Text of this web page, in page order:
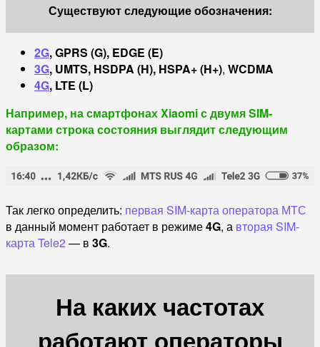
Существуют следующие обозначения:
2G, GPRS (G), EDGE (E)
3G, UMTS, HSDPA (H), HSPA+(H+), WCDMA
4G, LTE (L)
Например, на смартфонах Xiaomi с двумя SIM-
картами строка состояния выглядит следующим
образом:
Так легко определить: первая SIM-карта оператора МТС
в данный момент работает в режиме4G, а вторая SIM-
карта Tele2 — в 3G.
На каких частотах
работают операторы